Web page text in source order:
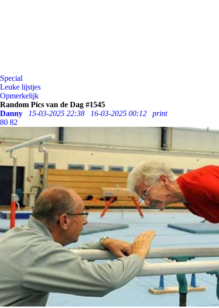
Special
Leuke lijstjes
Opmerkelijk
Random Pics van de Dag #1545
Danny
15-03-2025 22:38 16-03-2025 00:12
print
80 82